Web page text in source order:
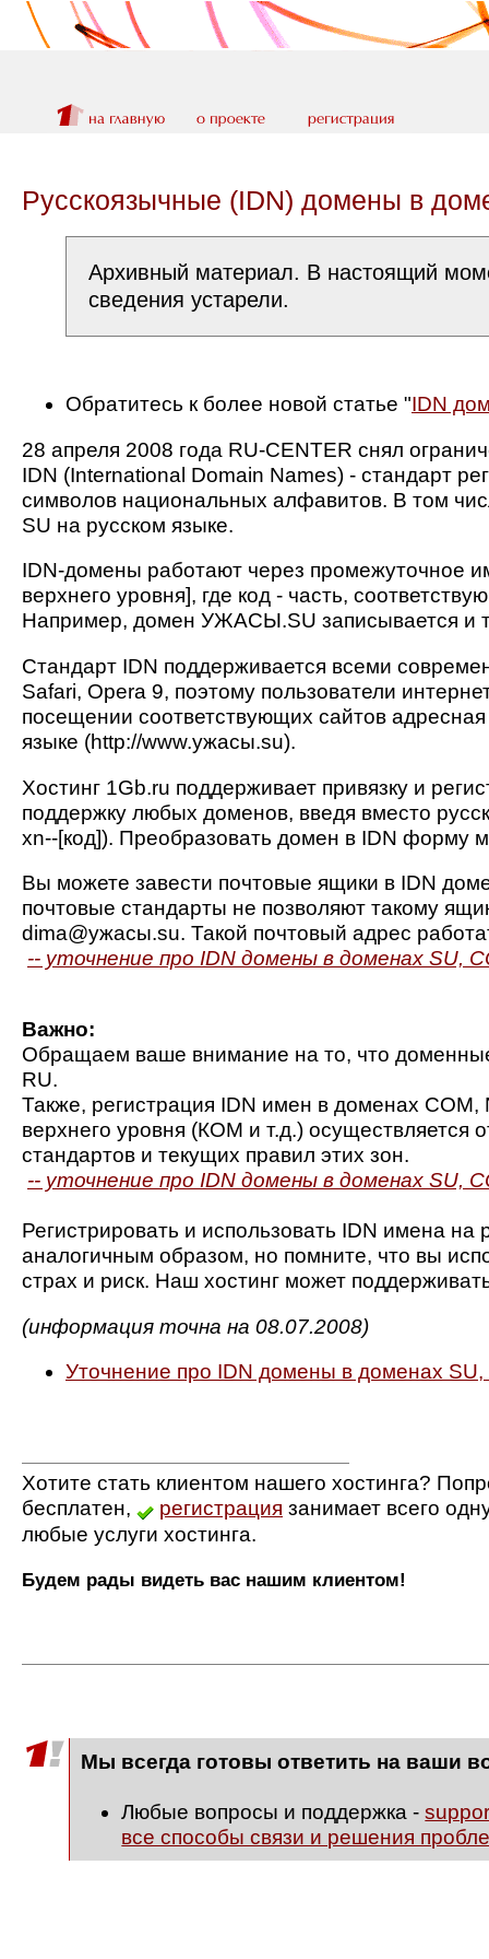
Русскоязычные (IDN) домены в
Архивный материал. В настоящий
сведения устарели.
Обратитесь к более новой статье "IDN
28 апреля 2008 года RU-CENTER снял
IDN (International Domain Names) - стандарт
символов национальных алфавитов. В том
SU на русском языке.
IDN-домены работают через промежуточное
верхнего уровня], где код - часть,
Например, домен УЖАСЫ.SU записывается и
Стандарт IDN поддерживается всеми
Safari, Opera 9, поэтому пользователи
посещении соответствующих сайтов
языке (http://www.ужасы.su).
Хостинг 1Gb.ru поддерживает привязку и
поддержку любых доменов, введя вместо
xn--[код]). Преобразовать домен в IDN форму
Вы можете завести почтовые ящики в IDN
почтовые стандарты не позволяют такому
dima@ужасы.su. Такой почтовый адрес
-- уточнение про IDN домены в доменах SU,
Важно:
Обращаем ваше внимание на то, что
RU.
Также, регистрация IDN имен в доменах
верхнего уровня (КОМ и т.д.) осуществляется
стандартов и текущих правил этих зон.
-- уточнение про IDN домены в доменах SU,
Регистрировать и использовать IDN имена
аналогичным образом, но помните, что вы
страх и риск. Наш хостинг может
(информация точна на 08.07.2008)
Уточнение про IDN домены в доменах SU,
Хотите стать клиентом нашего хостинга?
бесплатен,
регистрация занимает всего
любые услуги хостинга.
Будем рады видеть вас нашим клиентом!
Мы всегда готовы ответить на ваши
Любые вопросы и поддержка -
все способы связи и решения